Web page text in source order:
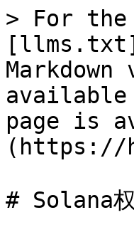
> For the
available
page is
(https://
# Solana权